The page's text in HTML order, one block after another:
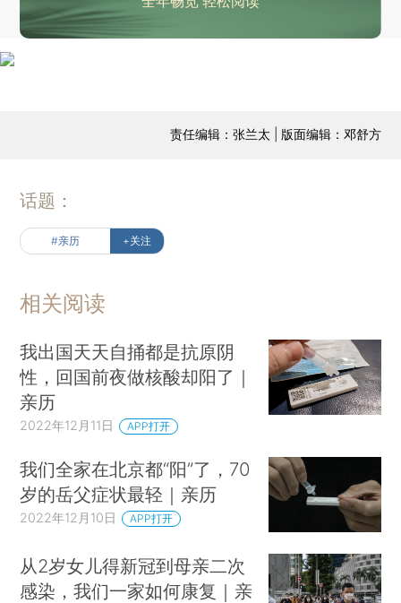
责任编辑：张兰太 | 版面编辑：邓舒方
话题：
#亲历 +关注
相关阅读
我出国天天自捅都是抗原阴
性，回国前夜做核酸却阳了｜
亲历
2022年12月11日 APP打开
我们全家在北京都“阳”了，70
岁的岳父症状最轻｜亲历
2022年12月10日 APP打开
从2岁女儿得新冠到母亲二次
感染，我们一家如何康复｜亲